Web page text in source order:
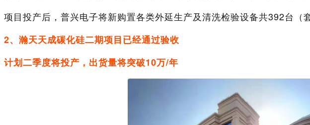
项目投产后，普兴电子将新购置各类外延生产及清洗检验设备共392台（
2、瀚天天成碳化硅二期项目已经通过验收
计划二季度将投产，出货量将突破10万/年